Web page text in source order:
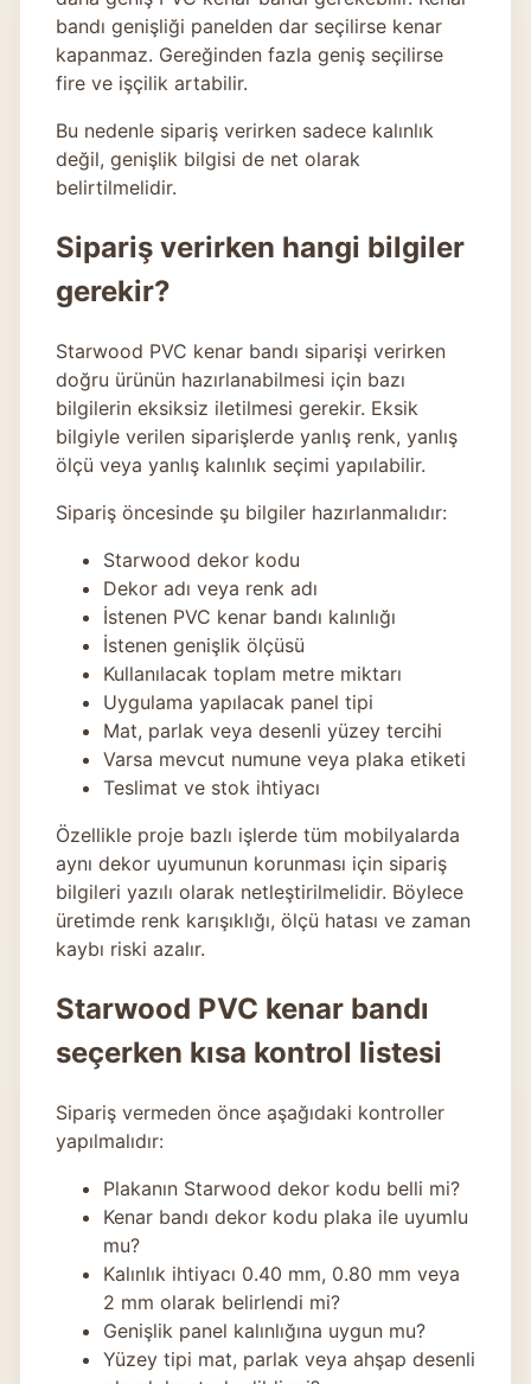
bandı genişliği panelden dar seçilirse kenar
kapanmaz. Gereğinden fazla geniş seçilirse
fire ve işçilik artabilir.
Bu nedenle sipariş verirken sadece kalınlık
değil, genişlik bilgisi de net olarak
belirtilmelidir.
Sipariş verirken hangi bilgiler
gerekir?
Starwood PVC kenar bandı siparişi verirken
doğru ürünün hazırlanabilmesi için bazı
bilgilerin eksiksiz iletilmesi gerekir. Eksik
bilgiyle verilen siparişlerde yanlış renk, yanlış
ölçü veya yanlış kalınlık seçimi yapılabilir.
Sipariş öncesinde şu bilgiler hazırlanmalıdır:
Starwood dekor kodu
Dekor adı veya renk adı
İstenen PVC kenar bandı kalınlığı
İstenen genişlik ölçüsü
Kullanılacak toplam metre miktarı
Uygulama yapılacak panel tipi
Mat, parlak veya desenli yüzey tercihi
Varsa mevcut numune veya plaka etiketi
Teslimat ve stok ihtiyacı
Özellikle proje bazlı işlerde tüm mobilyalarda
aynı dekor uyumunun korunması için sipariş
bilgileri yazılı olarak netleştirilmelidir. Böylece
üretimde renk karışıklığı, ölçü hatası ve zaman
kaybı riski azalır.
Starwood PVC kenar bandı
seçerken kısa kontrol listesi
Sipariş vermeden önce aşağıdaki kontroller
yapılmalıdır:
Plakanın Starwood dekor kodu belli mi?
Kenar bandı dekor kodu plaka ile uyumlu
mu?
Kalınlık ihtiyacı 0.40 mm, 0.80 mm veya
2 mm olarak belirlendi mi?
Genişlik panel kalınlığına uygun mu?
Yüzey tipi mat, parlak veya ahşap desenli